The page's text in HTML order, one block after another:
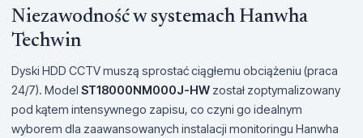
Niezawodność w systemach Hanwha
Techwin
Dyski HDD CCTV muszą sprostać ciągłemu obciążeniu (praca
24/7). Model ST18000NM000J-HW został zoptymalizowany
pod kątem intensywnego zapisu, co czyni go idealnym
wyborem dla zaawansowanych instalacji monitoringu Hanwha